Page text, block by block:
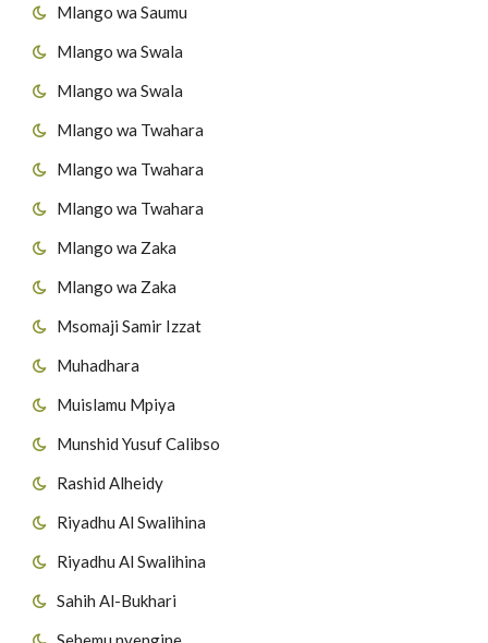
Mlango wa Saumu
Mlango wa Swala
Mlango wa Swala
Mlango wa Twahara
Mlango wa Twahara
Mlango wa Twahara
Mlango wa Zaka
Mlango wa Zaka
Msomaji Samir Izzat
Muhadhara
Muislamu Mpiya
Munshid Yusuf Calibso
Rashid Alheidy
Riyadhu Al Swalihina
Riyadhu Al Swalihina
Sahih Al-Bukhari